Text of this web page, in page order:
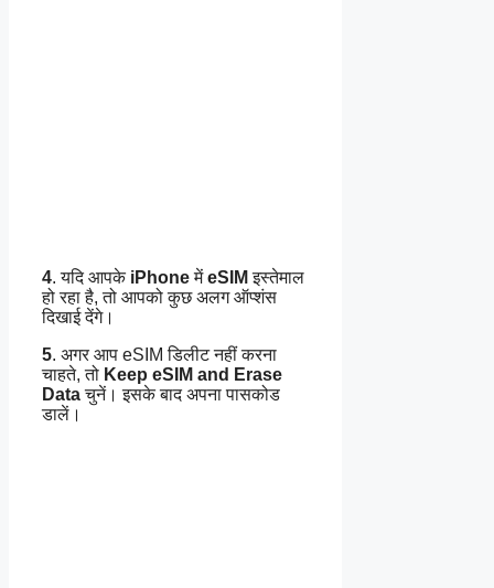
4. यदि आपके iPhoneमेंeSIM इस्तेमाल
हो रहा है, तो आपको कुछ अलग ऑप्शंस
दिखाई देंगे।
5. अगर आप eSIM डिलीट नहीं करना
चाहते, तो Keep eSIM and Erase
Dataचुनें। इसके बाद अपना पासकोड
डालें।